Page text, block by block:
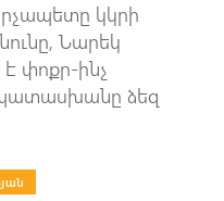
կկրի
Նարեկ
փոքր-ինչ
պատասխանը ձեզ